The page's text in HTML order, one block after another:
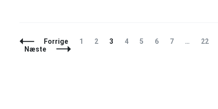
Indlægsnavigation
Forrige Side
1 Side
2 Side
3 Side
4 Side
5 Side
6 Side
7 … Side
22
Næste